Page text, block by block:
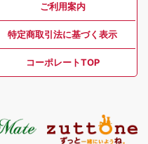
ご利用案内
特定商取引法に基づく表示
コーポレートTOP